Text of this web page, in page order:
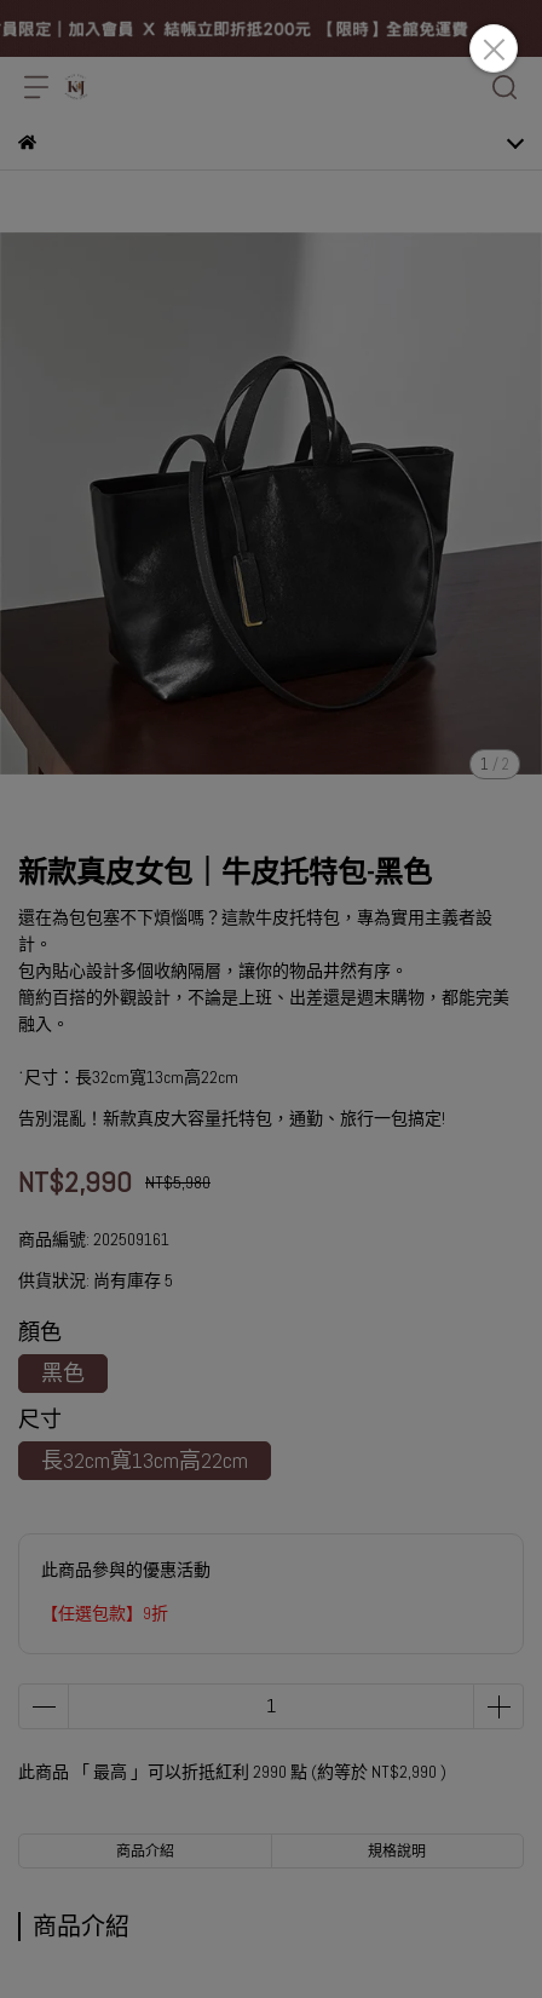
1 / 2
新款真皮女包｜牛皮托特包-黑色
還在為包包塞不下煩惱嗎？這款牛皮托特包，專為實用主義者設
計。
包內貼心設計多個收納隔層，讓你的物品井然有序。
簡約百搭的外觀設計，不論是上班、出差還是週末購物，都能完美
融入。
˙尺寸：長32cm寬13cm高22cm
告別混亂！新款真皮大容量托特包，通勤、旅行一包搞定!
NT$2,990 NT$5,980
商品編號: 202509161
供貨狀況: 尚有庫存 5
顏色
黑色
尺寸
長32cm寬13cm高22cm
此商品參與的優惠活動
【任選包款】9折
此商品 「 最高 」可以折抵紅利 2990 點 (約等於 NT$2,990 )
商品介紹 規格說明
商品介紹